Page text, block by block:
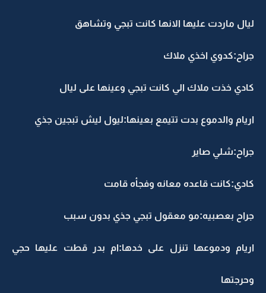
ليال ماردت عليها الانها كانت تبجي وتشاهق
جراح:كدوي اخذي ملاك
كادي خذت ملاك الي كانت تبجي وعينها على ليال
اريام والدموع بدت تتيمع بعينها:ليول ليش تبجين جذي
جراح:شلي صاير
كادي:كانت قاعده معانه وفجأه قامت
جراح بعصبيه:مو معقول تبجي جذي بدون سبب
اريام ودموعها تنزل على خدها:ام بدر قطت عليها حجي
وحرجتها